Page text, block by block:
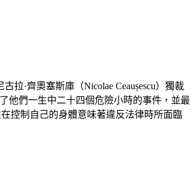
拉·齊奧塞斯庫（Nicolae Ceaușescu）獨裁
他們一生中二十四個危險小時的事件，並最
控制自己的身體意味著違反法律時所面臨